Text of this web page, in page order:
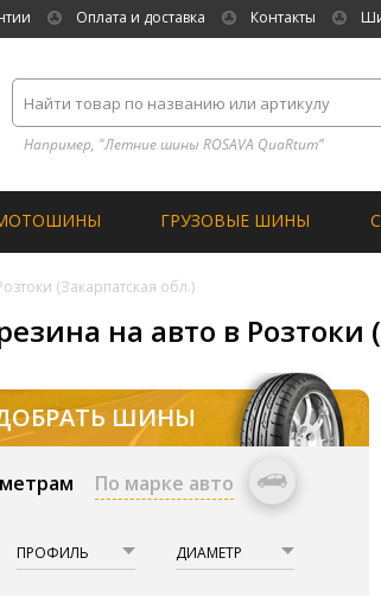
Оплата и доставка Контакты
Например, "Летние шины ROSAVA QuaRtum”
ГРУЗОВЫЕ ШИНЫ
(Закарпатская обл.)
на авто в Розтоки
ШИНЫ
По марке авто
ПРОФИЛЬ ДИАМЕТР